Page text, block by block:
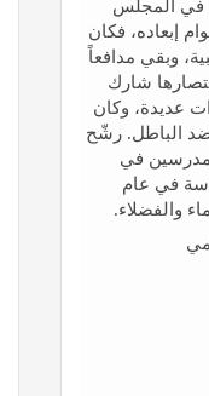
في المجلس
إبعاده، فكان
وبقي مدافعاً
شارك
عديدة، وكان
الباطل. رشّح
في
في عام